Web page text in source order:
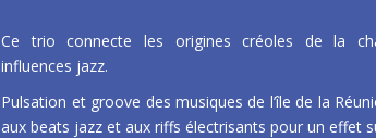
Ce trio connecte les origines créoles de la
influences jazz.
Pulsation et groove des musiques de l’île de la
aux beats jazz et aux riffs électrisants pour un effet